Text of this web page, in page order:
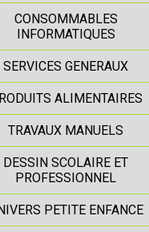
CONSOMMABLES
INFORMATIQUES
SERVICES GENERAUX
ALIMENTAIRES
TRAVAUX MANUELS
DESSIN SCOLAIRE ET
PROFESSIONNEL
PETITE ENFANCE